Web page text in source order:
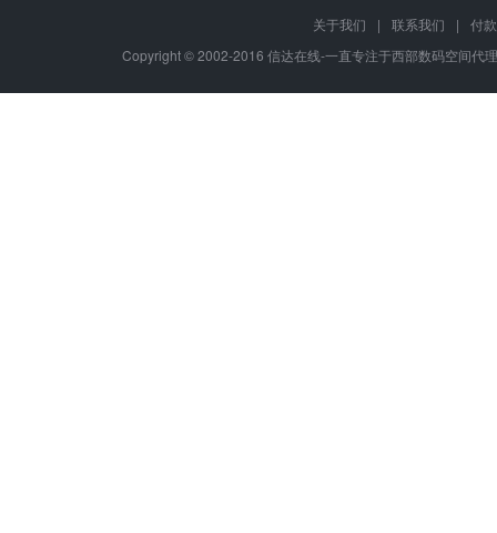
关于我们 | 联系我们 |
付
Copyright © 2002-2016 信达在线-一直专注于西部数码空间